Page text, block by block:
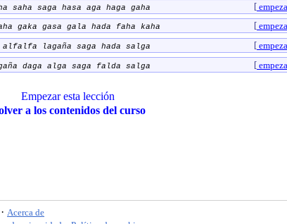
saha saga hasa aga haga gaha [
gaka gasa gala hada faha kaha [
lagaña saga hada salga [
daga alga saga falda salga [
Empezar esta lección
a los contenidos del curso
· Acerca de